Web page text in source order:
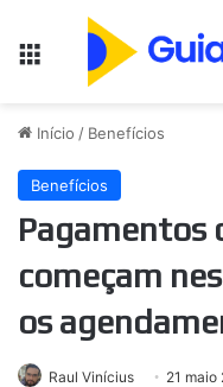
Início / Benefícios
Benefícios
Pagamentos
começam
os
Raul Vinícius 21 maio